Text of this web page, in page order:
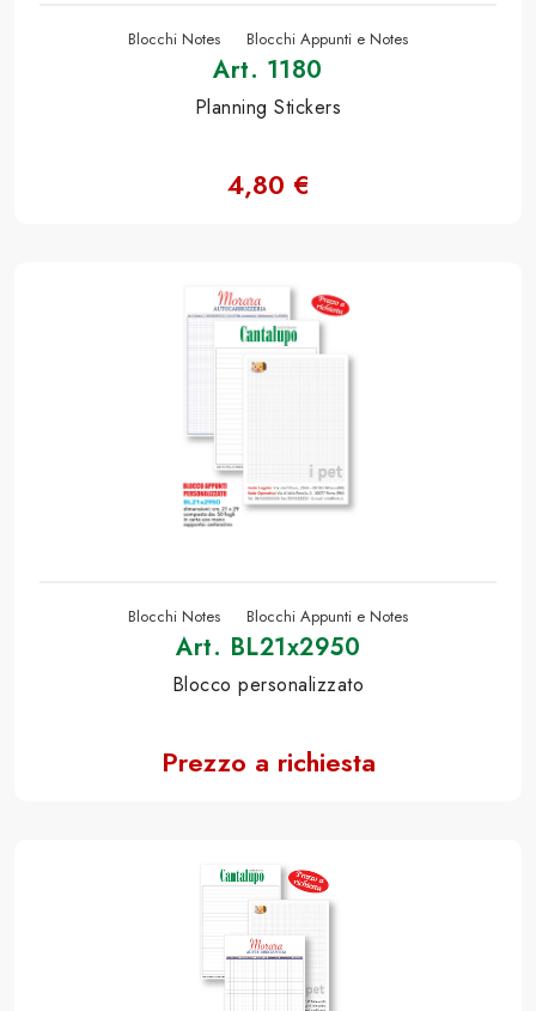
Blocchi Notes Blocchi Appunti e Notes
Art. 1180
Planning Stickers
4,80 €
Blocchi Notes Blocchi Appunti e Notes
Art. BL21x2950
Blocco personalizzato
Prezzo a richiesta